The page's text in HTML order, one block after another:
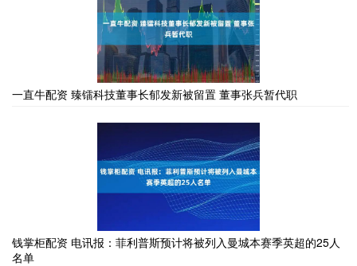
一直牛配资 臻镭科技董事长郁发新被留置 董事张兵暂代职
钱掌柜配资 电讯报：菲利普斯预计将被列入曼城本赛季英超的25人
名单